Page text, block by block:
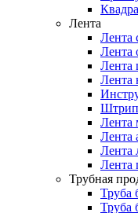
Лента
Лента
Лента
Лента
Лента
Лента
Лента
Лента
Лента
Трубная
Труба
Труба